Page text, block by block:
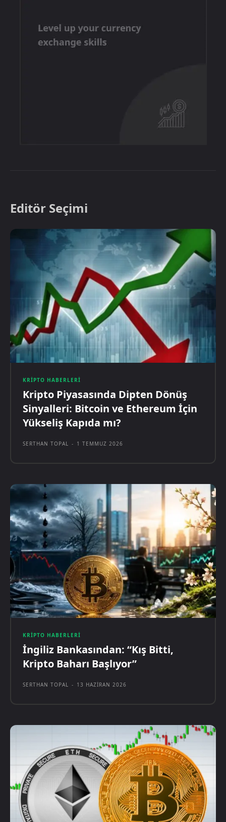
Editör Seçimi
KRIPTO HABERLERI
Kripto Piyasasında Dipten Dönüş
Sinyalleri: Bitcoin ve Ethereum İçin
Yükseliş Kapıda mı?
SERTHAN TOPAL - 1 TEMMUZ 2026
KRIPTO HABERLERI
İngiliz Bankasından: “Kış Bitti,
Kripto Baharı Başlıyor”
SERTHAN TOPAL - 13 HAZIRAN 2026